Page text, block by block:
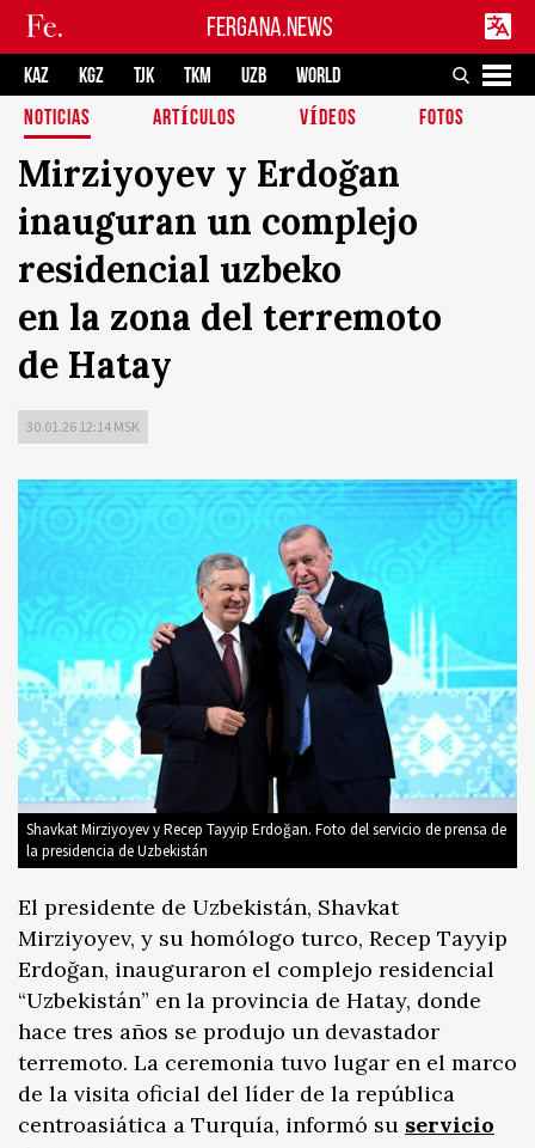
FERGANA.NEWS
KAZ KGZ TJK TKM UZB
WORLD
NOTICIAS
ARTÍCULOS VÍDEOS FOTOS
Mirziyoyev y Erdoğan
inauguran un complejo
residencial uzbeko
en la zona del terremoto
de Hatay
30.01.26 12:14 MSK
Shavkat Mirziyoyev y Recep Tayyip Erdoğan. Foto del servicio de prensa de
la presidencia de Uzbekistán
El presidente de Uzbekistán, Shavkat
Mirziyoyev, y su homólogo turco, Recep Tayyip
Erdoğan, inauguraron el complejo residencial
“Uzbekistán” en la provincia de Hatay, donde
hace tres años se produjo un devastador
terremoto. La ceremonia tuvo lugar en el marco
de la visita oficial del líder de la república
centroasiática a Turquía, informó su servicio